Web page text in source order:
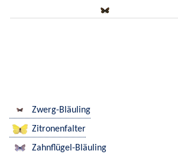
Zwerg-Bläuling
Zitronenfalter
Zahnflügel-Bläuling